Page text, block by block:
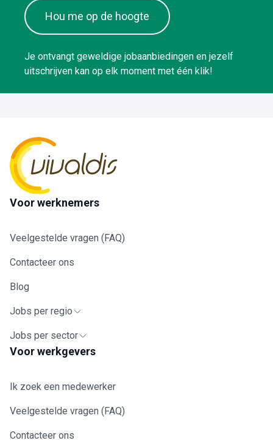
Hou me op de hoogte
Je ontvangt geweldige jobaanbiedingen en jezelf
uitschrijven kan op elk moment met één klik!
Voor werknemers
Veelgestelde vragen (FAQ)
Contacteer ons
Blog
Jobs per regio
Jobs per sector
Voor werkgevers
Ik zoek een medewerker
Veelgestelde vragen (FAQ)
Contacteer ons